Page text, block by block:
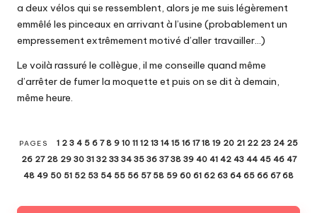
a deux vélos qui se ressemblent, alors je me suis légèrement
emmêlé les pinceaux en arrivant à l’usine (probablement un
empressement extrêmement motivé d’aller travailler…)
Le voilà rassuré le collègue, il me conseille quand même
d’arrêter de fumer la moquette et puis on se dit à demain,
même heure.
PAGES 1 2 3 4 5 6 7 8 9 10 11 12 13 14 15 16 17 18 19 20 21 22 23 24 25
26 27 28 29 30 31 32 33 34 35 36 37 38 39 40 41 42 43 44 45 46 47
48 49 50 51 52 53 54 55 56 57 58 59 60 61 62 63 64 65 66 67 68